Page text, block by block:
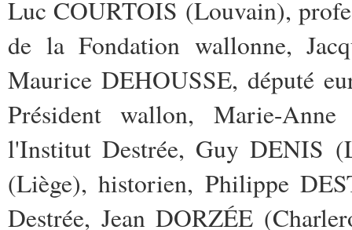
Luc COURTOIS (Louvain),
de la Fondation wallonne,
Maurice DEHOUSSE, député
Président wallon, Marie-
l'Institut Destrée, Guy DENIS
(Liège), historien, Philippe
Destrée, Jean DORZÉE